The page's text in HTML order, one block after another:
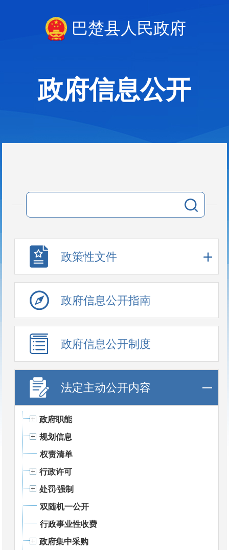
巴楚县人民政府
政府信息公开
政策性文件
政府信息公开指南
政府信息公开制度
法定主动公开内容
政府职能
规划信息
权责清单
行政许可
处罚⁄强制
双随机一公开
行政事业性收费
政府集中采购